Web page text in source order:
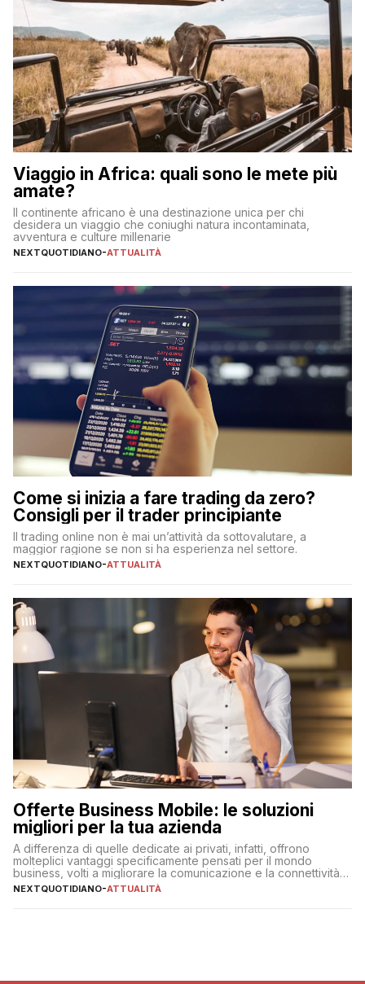
Viaggio in Africa: quali sono le mete più
amate?
Il continente africano è una destinazione unica per chi
desidera un viaggio che coniughi natura incontaminata,
avventura e culture millenarie
NEXTQUOTIDIANO-ATTUALITÀ
Come si inizia a fare trading da zero?
Consigli per il trader principiante
Il trading online non è mai un’attività da sottovalutare, a
maggior ragione se non si ha esperienza nel settore.
NEXTQUOTIDIANO-ATTUALITÀ
Offerte Business Mobile: le soluzioni
migliori per la tua azienda
A differenza di quelle dedicate ai privati, infatti, offrono
molteplici vantaggi specificamente pensati per il mondo
business, volti a migliorare la comunicazione e la connettività
degli utenti
NEXTQUOTIDIANO-ATTUALITÀ